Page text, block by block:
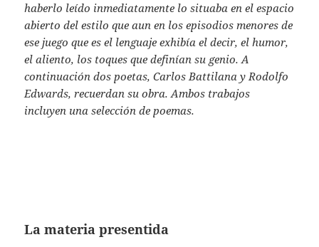
haberlo leído inmediatamente lo situaba en el espacio
abierto del estilo que aun en los episodios menores de
ese juego que es el lenguaje exhibía el decir, el humor,
el aliento, los toques que definían su genio. A
continuación dos poetas, Carlos Battilana y Rodolfo
Edwards, recuerdan su obra. Ambos trabajos
incluyen una selección de poemas.
La materia presentida